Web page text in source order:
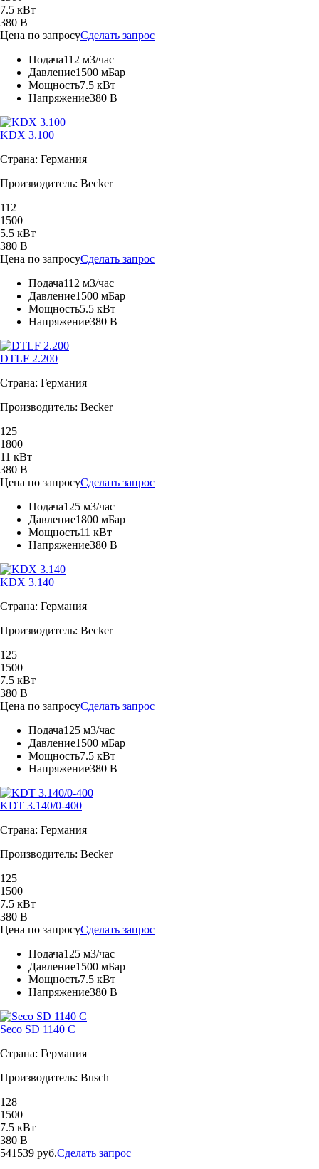
7.5 кВт
380 В
Цена по запросуСделать запрос
Подача112 м3/час
Давление1500 мБар
Мощность7.5 кВт
Напряжение380 В
KDX 3.100
Страна: Германия
Производитель: Becker
112
1500
5.5 кВт
380 В
Цена по запросуСделать запрос
Подача112 м3/час
Давление1500 мБар
Мощность5.5 кВт
Напряжение380 В
DTLF 2.200
Страна: Германия
Производитель: Becker
125
1800
11 кВт
380 В
Цена по запросуСделать запрос
Подача125 м3/час
Давление1800 мБар
Мощность11 кВт
Напряжение380 В
KDX 3.140
Страна: Германия
Производитель: Becker
125
1500
7.5 кВт
380 В
Цена по запросуСделать запрос
Подача125 м3/час
Давление1500 мБар
Мощность7.5 кВт
Напряжение380 В
KDT 3.140/0-400
Страна: Германия
Производитель: Becker
125
1500
7.5 кВт
380 В
Цена по запросуСделать запрос
Подача125 м3/час
Давление1500 мБар
Мощность7.5 кВт
Напряжение380 В
Seco SD 1140 C
Страна: Германия
Производитель: Busch
128
1500
7.5 кВт
380 В
541539 руб.Сделать запрос